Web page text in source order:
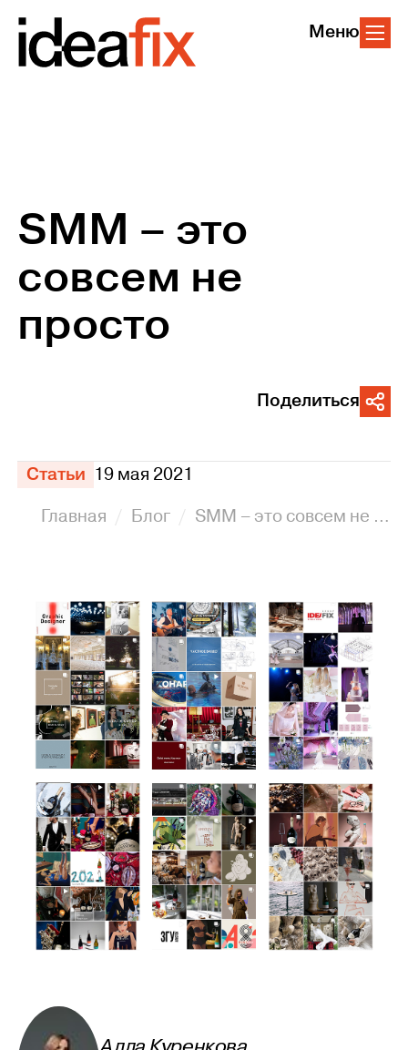
Меню
SММ – это
совсем не
просто
Поделиться
Статьи 19 мая 2021
Главная
Блог SММ – это совсем не просто